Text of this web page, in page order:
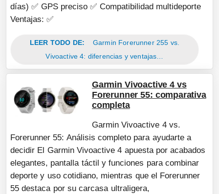
días) ✅ GPS preciso ✅ Compatibilidad multideporte
Ventajas: ✅
LEER TODO DE: Garmin Forerunner 255 vs.
Vivoactive 4: diferencias y ventajas…
Garmin Vivoactive 4 vs
Forerunner 55: comparativa
completa
Garmin Vivoactive 4 vs.
Forerunner 55: Análisis completo para ayudarte a
decidir El Garmin Vivoactive 4 apuesta por acabados
elegantes, pantalla táctil y funciones para combinar
deporte y uso cotidiano, mientras que el Forerunner
55 destaca por su carcasa ultraligera,